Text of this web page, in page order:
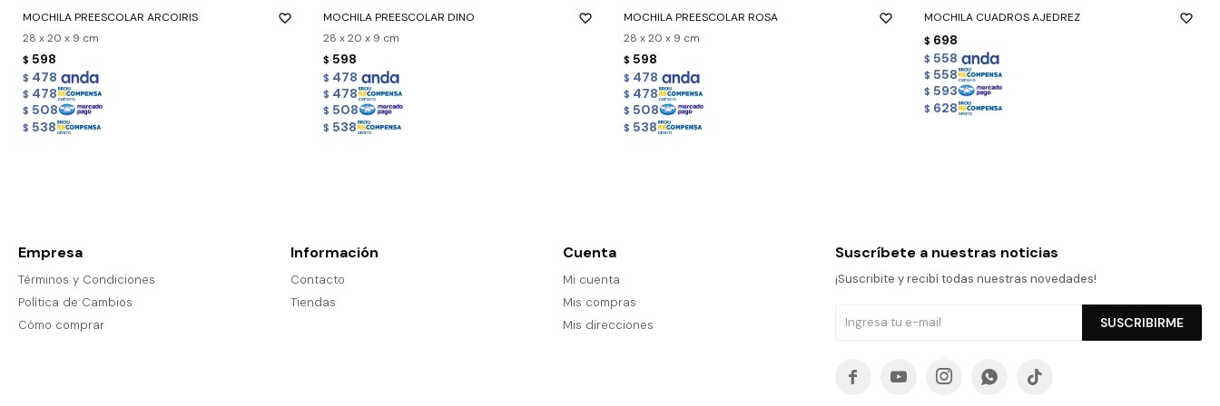
MOCHILA PREESCOLAR ARCOIRIS
28 x 20 x 9 cm
$ 598
$ 478
$ 478
$ 508
$ 538
MOCHILA PREESCOLAR DINO
28 x 20 x 9 cm
$ 598
$ 478
$ 478
$ 508
$ 538
MOCHILA PREESCOLAR ROSA
28 x 20 x 9 cm
$ 598
$ 478
$ 478
$ 508
$ 538
MOCHILA CUADROS AJEDREZ
$ 698
$ 558
$ 558
$ 593
$ 628
Empresa
Términos y Condiciones
Política de Cambios
Cómo comprar
Información
Contacto
Tiendas
Cuenta
Mi cuenta
Mis compras
Mis direcciones
Suscríbete a nuestras noticias
¡Suscribite y recibí todas nuestras novedades!
SUSCRIBIRME
    